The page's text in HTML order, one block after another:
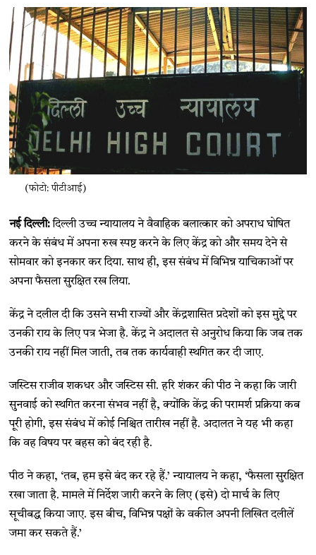
(फोटो: पीटीआई)
नई दिल्ली:दिल्ली उच्च न्यायालय ने वैवाहिक बलात्कार को अपराध घोषित
करने के संबंध में अपना रुख स्पष्ट करने के लिए केंद्र को और समय देने से
सोमवार को इनकार कर दिया. साथ ही, इस संबंध में विभिन्न याचिकाओं पर
अपना फैसला सुरक्षित रख लिया.
केंद्र ने दलील दी कि उसने सभी राज्यों और केंद्रशासित प्रदेशों को इस मुद्दे पर
उनकी राय के लिए पत्र भेजा है. केंद्र ने अदालत से अनुरोध किया कि जब तक
उनकी राय नहीं मिल जाती, तब तक कार्यवाही स्थगित कर दी जाए.
जस्टिस राजीव शकधर और जस्टिस सी. हरि शंकर की पीठ ने कहा कि जारी
सुनवाई को स्थगित करना संभव नहीं है, क्योंकि केंद्र की परामर्श प्रक्रिया कब
पूरी होगी, इस संबंध में कोई निश्चित तारीख नहीं है. अदालत ने यह भी कहा
कि वह विषय पर बहस को बंद रही है.
पीठ ने कहा, ‘तब, हम इसे बंद कर रहे हैं.’ न्यायालय ने कहा, ‘फैसला सुरक्षित
रखा जाता है. मामले में निर्देश जारी करने के लिए (इसे) दो मार्च के लिए
सूचीबद्ध किया जाए. इस बीच, विभिन्न पक्षों के वकील अपनी लिखित दलीलें
जमा कर सकते हैं.’